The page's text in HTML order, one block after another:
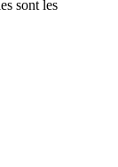
sont les